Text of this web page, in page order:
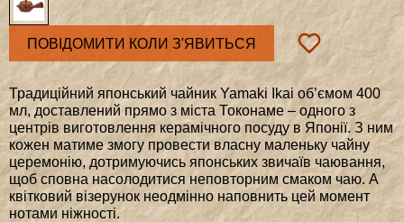
ПОВІДОМИТИ КОЛИ З'ЯВИТЬСЯ
Традиційний японський чайник Yamaki Ikai об’ємом 400
мл, доставлений прямо з міста Токонаме – одного з
центрів виготовлення керамічного посуду в Японії. З ним
кожен матиме змогу провести власну маленьку чайну
церемонію, дотримуючись японських звичаїв чаювання,
щоб сповна насолодитися неповторним смаком чаю. А
квітковий візерунок неодмінно наповнить цей момент
нотами ніжності.